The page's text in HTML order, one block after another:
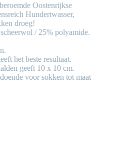
Oostenrijkse
Hundertwasser,
droeg!
/ 25% polyamide.
het beste resultaat.
geeft 10 x 10 cm.
voor sokken tot maat